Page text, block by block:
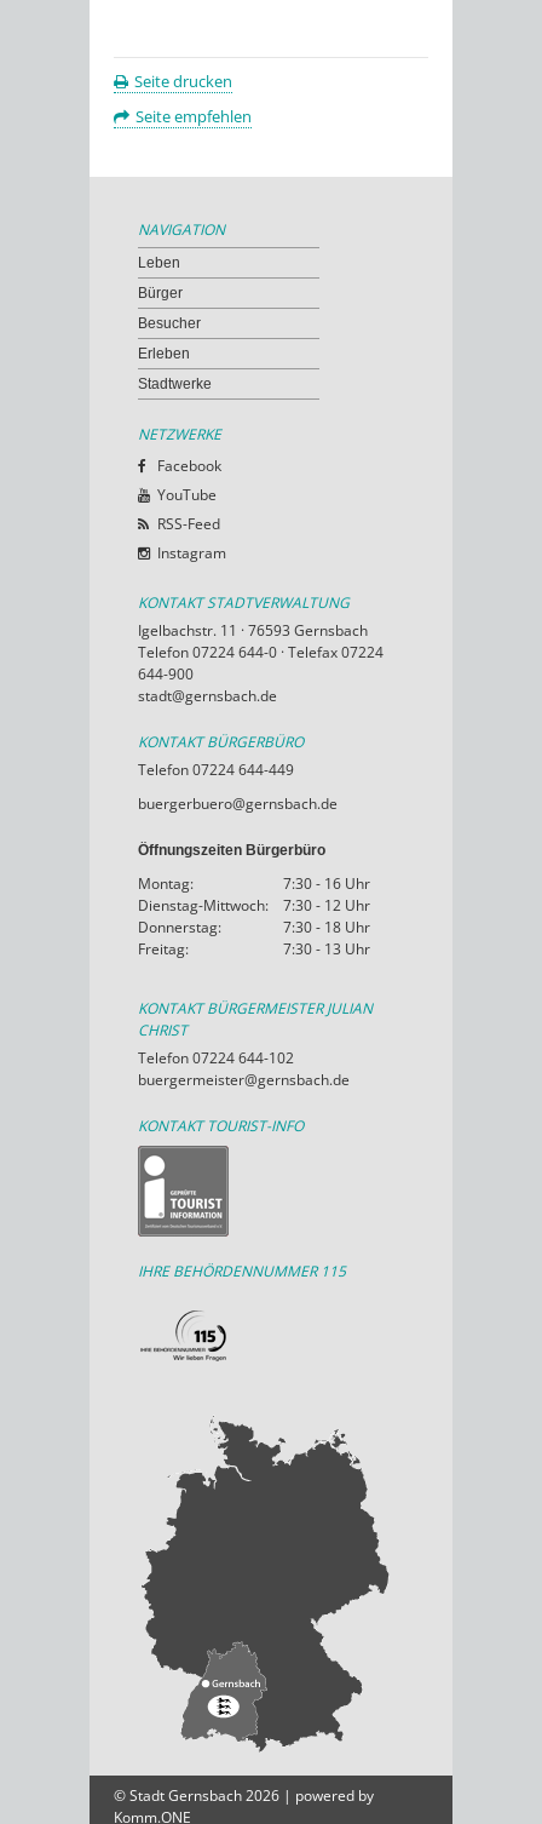
Seite drucken
Seite empfehlen
NAVIGATION
Leben
Bürger
Besucher
Erleben
Stadtwerke
NETZWERKE
Facebook
YouTube
RSS-Feed
Instagram
KONTAKT STADTVERWALTUNG
Igelbachstr. 11 · 76593 Gernsbach
Telefon 07224 644-0 · Telefax 07224
644-900
stadt@gernsbach.de
KONTAKT BÜRGERBÜRO
Telefon 07224 644-449
buergerbuero@gernsbach.de
Öffnungszeiten Bürgerbüro
Montag:
7:30 - 16 Uhr
Dienstag-Mittwoch:
7:30 - 12 Uhr
Donnerstag:
7:30 - 18 Uhr
Freitag:
7:30 - 13 Uhr
KONTAKT BÜRGERMEISTER JULIAN
CHRIST
Telefon 07224 644-102
buergermeister@gernsbach.de
KONTAKT TOURIST-INFO
IHRE BEHÖRDENNUMMER 115
© Stadt Gernsbach 2026 | powered by
Komm.ONE